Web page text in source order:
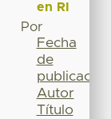
en RI
Por
Fecha
de
publicación
Autor
Título